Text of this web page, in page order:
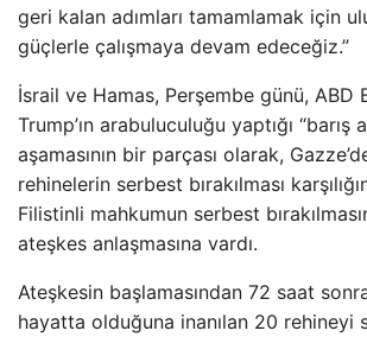
geri kalan adımları tamamlamak için
güçlerle çalışmaya devam edeceğiz.”
İsrail ve Hamas, Perşembe günü, ABD
Trump’ın arabuluculuğu yaptığı “barış
aşamasının bir parçası olarak,
rehinelerin serbest bırakılması
Filistinli mahkumun serbest
ateşkes anlaşmasına vardı.
Ateşkesin başlamasından 72 saat sonra
hayatta olduğuna inanılan 20 rehineyi